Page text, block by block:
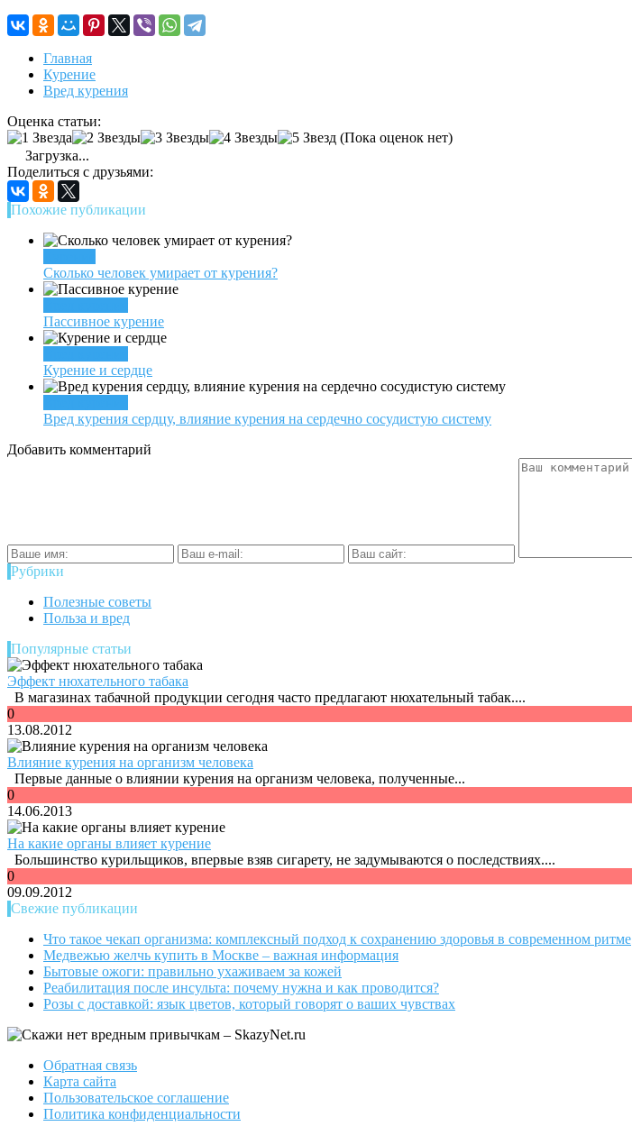
Главная
Курение
Вред курения
Оценка статьи:
(Пока оценок нет)
Загрузка...
Поделиться с друзьями:
Похожие публикации
Сколько человек умирает от курения?
Пассивное курение
Курение и сердце
Вред курения сердцу, влияние курения на сердечно сосудистую систему
Добавить комментарий
Рубрики
Полезные советы
Польза и вред
Популярные статьи
Эффект нюхательного табака
В магазинах табачной продукции сегодня часто предлагают нюхательный табак....
0
13.08.2012
Влияние курения на организм человека
Первые данные о влиянии курения на организм человека, полученные...
0
14.06.2013
На какие органы влияет курение
Большинство курильщиков, впервые взяв сигарету, не задумываются о последствиях....
0
09.09.2012
Свежие публикации
Что такое чекап организма: комплексный подход к сохранению здоровья в современном ритме
Медвежью желчь купить в Москве – важная информация
Бытовые ожоги: правильно ухаживаем за кожей
Реабилитация после инсульта: почему нужна и как проводится?
Розы с доставкой: язык цветов, который говорят о ваших чувствах
Обратная связь
Карта сайта
Пользовательское соглашение
Политика конфиденциальности